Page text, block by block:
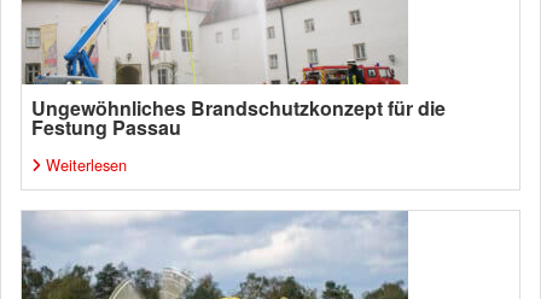
Ungewöhnliches Brandschutzkonzept für die
Festung Passau
Weiterlesen